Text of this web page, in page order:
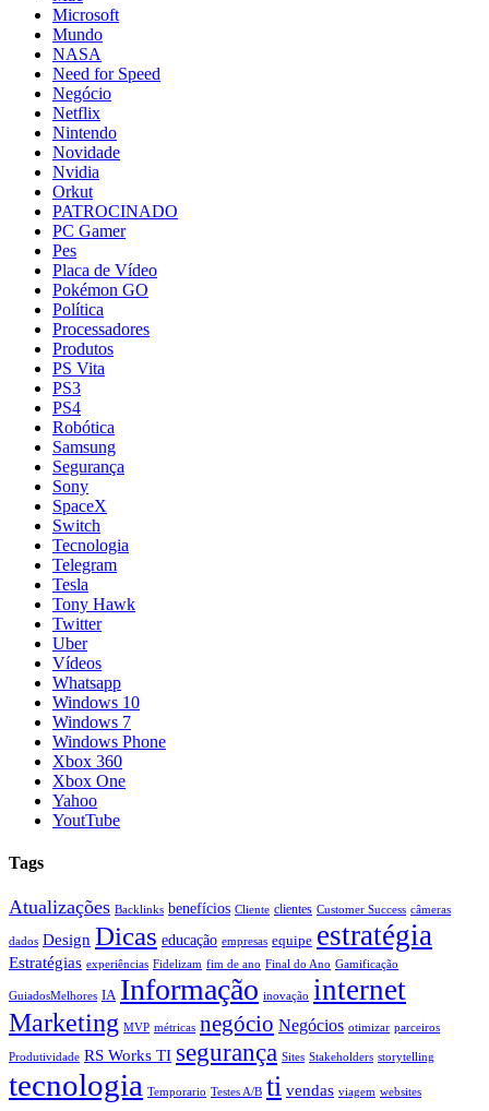
Microsoft
Mundo
NASA
Need for Speed
Negócio
Netflix
Nintendo
Novidade
Nvidia
Orkut
PATROCINADO
PC Gamer
Pes
Placa de Vídeo
Pokémon GO
Política
Processadores
Produtos
PS Vita
PS3
PS4
Robótica
Samsung
Segurança
Sony
SpaceX
Switch
Tecnologia
Telegram
Tesla
Tony Hawk
Twitter
Uber
Vídeos
Whatsapp
Windows 10
Windows 7
Windows Phone
Xbox 360
Xbox One
Yahoo
YoutTube
Tags
Atualizações Backlinks benefícios Cliente clientes Customer Success câmeras
dados Design Dicas educação empresas equipe estratégia
Estratégias experiências Fidelizam fim de ano Final do Ano Gamificação
GuiadosMelhores IA Informação inovação internet
Marketing MVP métricas negócio Negócios otimizar parceiros
Produtividade RS Works TI segurança Sites Stakeholders storytelling
tecnologia Temporario Testes A/B ti vendas viagem websites